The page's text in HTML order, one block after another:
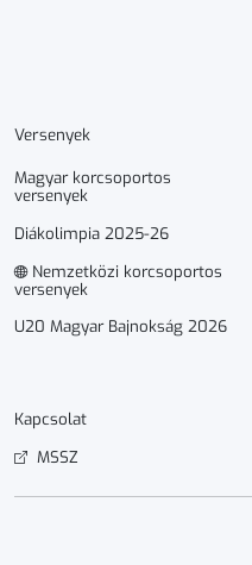
Versenyek
Magyar korcsoportos
versenyek
Diákolimpia 2025-26
Nemzetközi korcsoportos
versenyek
U20 Magyar Bajnokság 2026
Kapcsolat
MSSZ